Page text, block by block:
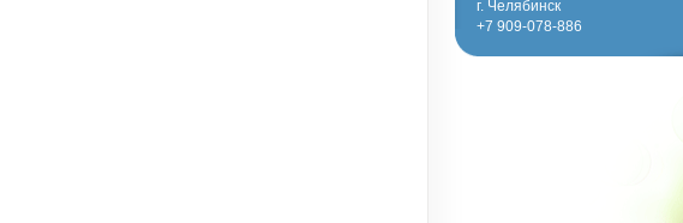
г. Челябинск
+7 909-078-886